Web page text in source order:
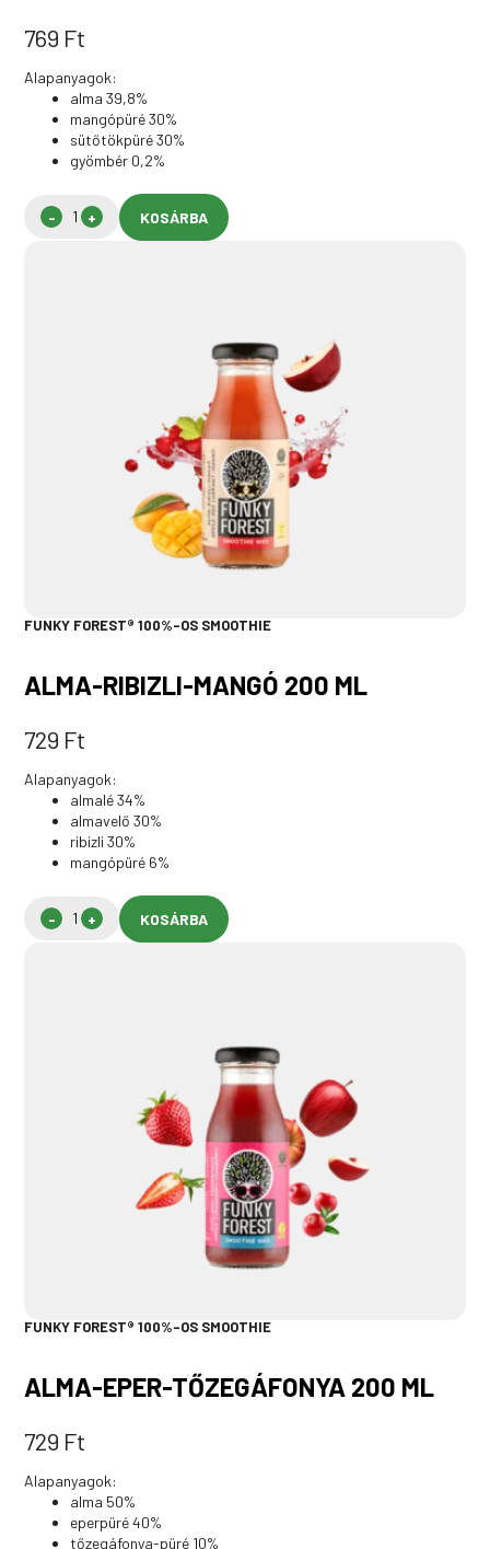
769 Ft
Alapanyagok:
alma 39,8%
mangópüré 30%
sütőtökpüré 30%
gyömbér 0,2%
KOSÁRBA
FUNKY FOREST® 100%-OS SMOOTHIE
ALMA-RIBIZLI-MANGÓ 200 ML
729 Ft
Alapanyagok:
almalé 34%
almavelő 30%
ribizli 30%
mangópüré 6%
KOSÁRBA
FUNKY FOREST® 100%-OS SMOOTHIE
ALMA-EPER-TŐZEGÁFONYA 200 ML
729 Ft
Alapanyagok:
alma 50%
eperpüré 40%
tőzegáfonya-püré 10%